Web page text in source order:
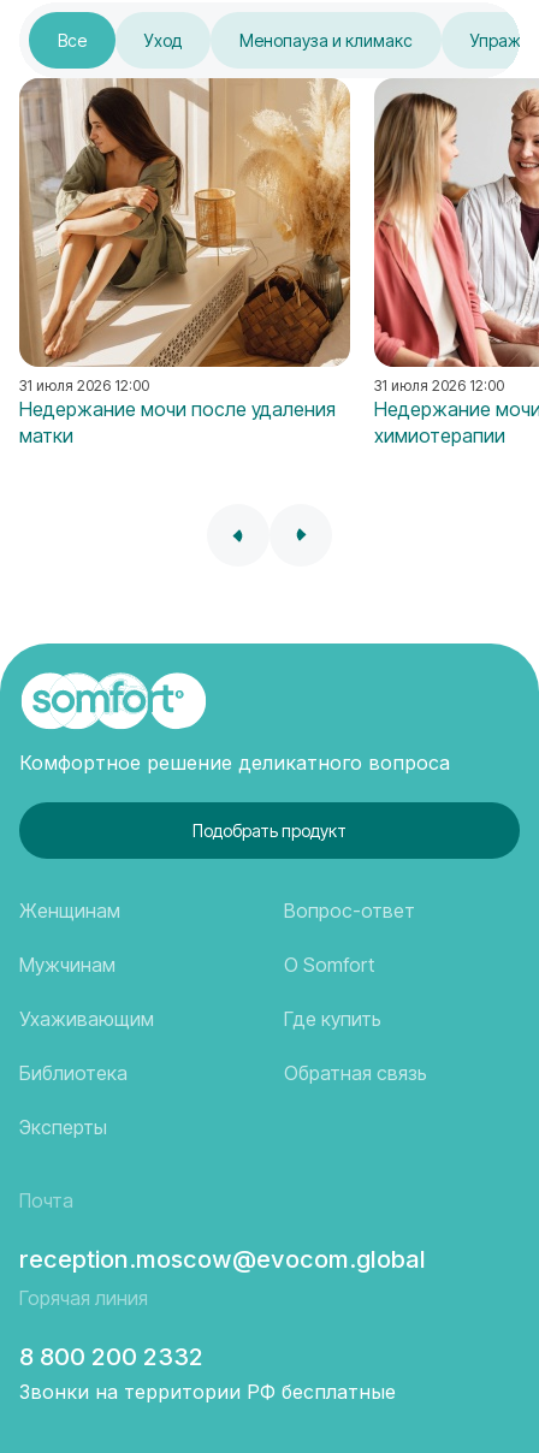
Все Уход Менопауза и климакс
31 июля 2026 12:00
Недержание мочи после удаления
матки
31 июля 2026 12:00
Недержание
химиотерапии
Комфортное решение деликатного вопроса
Подобрать продукт
Почта
reception.moscow@evocom.global
Горячая линия
8 800 200 2332
Звонки на территории РФ бесплатные
Женщинам
Мужчинам
Ухаживающим
Библиотека
Вопрос-ответ
О Somfort
Где купить
Обратная связь
Эксперты